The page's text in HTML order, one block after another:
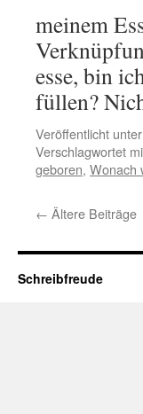
meinem
esse, bin
füllen?
Veröffentlicht unter
Verschlagwortet
geboren, Wonach
← Ältere Beiträge
Schreibfreude